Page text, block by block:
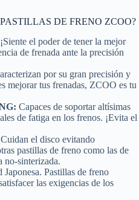
DE FRENO ZCOO?
¡Siente el poder de tener la mejor
de frenada ante la precisión
por su gran precisión y
mejorar tus frenadas, ZCOO es tu
Capaces de soportar altísimas
de fatiga en los frenos. ¡Evita el
Cuidan el disco evitando
pastillas de freno como las de
no-sinterizada.
Japonesa. Pastillas de freno
las exigencias de los